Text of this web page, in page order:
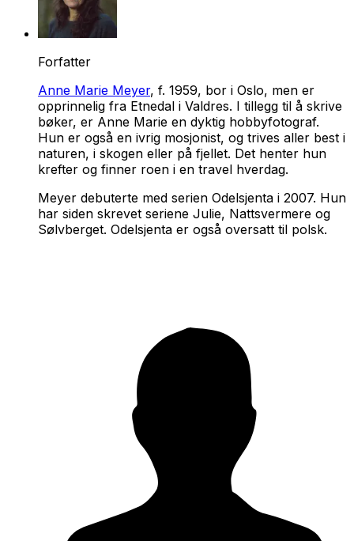
Forfatter
Anne Marie Meyer, f. 1959, bor i Oslo, men er
opprinnelig fra Etnedal i Valdres. I tillegg til å skrive
bøker, er Anne Marie en dyktig hobbyfotograf.
Hun er også en ivrig mosjonist, og trives aller best i
naturen, i skogen eller på fjellet. Det henter hun
krefter og finner roen i en travel hverdag.
Meyer debuterte med serien Odelsjenta i 2007. Hun
har siden skrevet seriene Julie, Nattsvermere og
Sølvberget. Odelsjenta er også oversatt til polsk.